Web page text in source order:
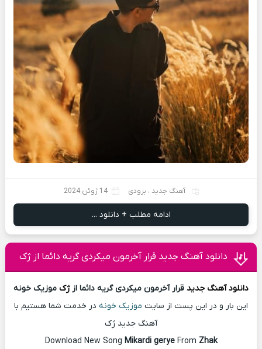
آهنگ جدید ، بزودی 14 ژوئن 2024
ادامه مطلب + دانلود ...
دانلود آهنگ جدید قرار آخرمون میکردی گریه دائما از ژک
دانلود آهنگ جدید قرار آخرمون میکردی گریه دائما ازژک موزیک خونه
این بار و در این پست از سایت موزیک خونه در خدمت شما هستیم با
آهنگ جدید ژک
Download New Song Mikardi geryeFrom Zhak